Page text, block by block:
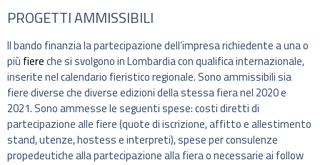
PROGETTI AMMISSIBILI
Il bando finanzia la partecipazione dell’impresa richiedente a una o
più fiereche si svolgono in Lombardia con qualifica internazionale,
inserite nel calendario fieristico regionale. Sono ammissibili sia
fiere diverse che diverse edizioni della stessa fiera nel 2020 e
2021. Sono ammesse le seguenti spese: costi diretti di
partecipazione alle fiere (quote di iscrizione, affitto e allestimento
stand, utenze, hostess e interpreti), spese per consulenze
propedeutiche alla partecipazione alla fiera o necessarie ai follow